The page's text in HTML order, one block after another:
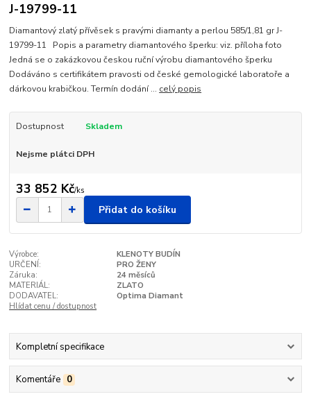
J-19799-11
Diamantový zlatý přívěsek s pravými diamanty a perlou 585/1,81 gr J-
19799-11 Popis a parametry diamantového šperku: viz. příloha foto
Jedná se o zakázkovou českou ruční výrobu diamantového šperku
Dodáváno s certifikátem pravosti od české gemologické laboratoře a
dárkovou krabičkou. Termín dodání ... celý popis
Dostupnost Skladem
Nejsme plátci DPH
33 852 Kč/ks
Přidat do košíku
Výrobce:
KLENOTY BUDÍN
URČENÍ:
PRO ŽENY
Záruka:
24 měsíců
MATERIÁL:
ZLATO
DODAVATEL:
Optima Diamant
Hlídat cenu / dostupnost
Kompletní specifikace
Komentáře 0